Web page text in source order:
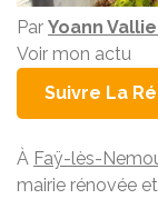
Par Yoann
Voir mon actu
Suivre La
À Faÿ-lès-
mairie rénovée